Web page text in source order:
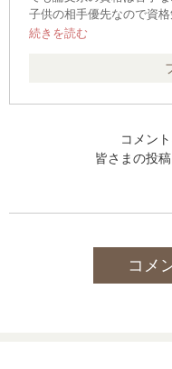
子供の相手優先なので資
格から取得していこうと思
保持資格:
情報処理安全確保支援士
ソフトウエア開発技術者
コメン
皆さまの投
コメ